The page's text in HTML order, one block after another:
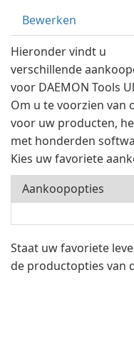
Bewerken
Hieronder vindt u
verschillende
voor DAEMON Tools
Om u te voorzien van
voor uw producten,
met honderden
Kies uw favoriete
Aankoopopties
Staat uw favoriete
de productopties van